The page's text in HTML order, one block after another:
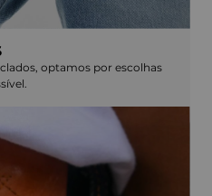
optamos por escolhas